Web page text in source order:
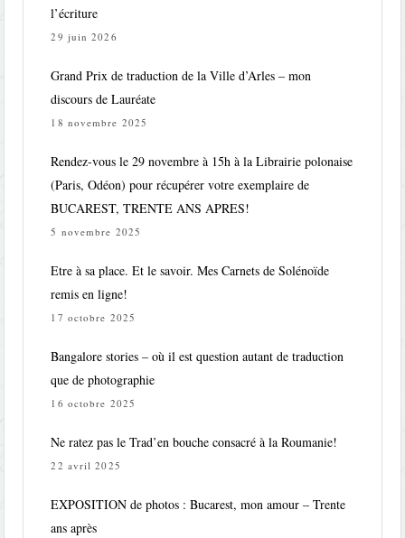
l’écriture
29 juin 2026
Grand Prix de traduction de la Ville d’Arles – mon
discours de Lauréate
18 novembre 2025
Rendez-vous le 29 novembre à 15h à la Librairie polonaise
(Paris, Odéon) pour récupérer votre exemplaire de
BUCAREST, TRENTE ANS APRES!
5 novembre 2025
Etre à sa place. Et le savoir. Mes Carnets de Solénoïde
remis en ligne!
17 octobre 2025
Bangalore stories – où il est question autant de traduction
que de photographie
16 octobre 2025
Ne ratez pas le Trad’en bouche consacré à la Roumanie!
22 avril 2025
EXPOSITION de photos : Bucarest, mon amour – Trente
ans après